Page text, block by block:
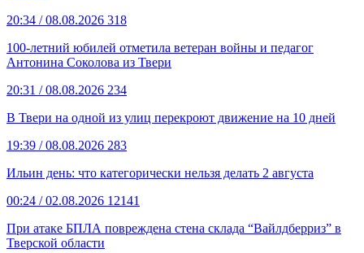
20:34 / 08.08.2026 318
100-летний юбилей отметила ветеран войны и педагог
Антонина Соколова из Твери
20:31 / 08.08.2026 234
В Твери на одной из улиц перекроют движение на 10 дней
19:39 / 08.08.2026 283
Ильин день: что категорически нельзя делать 2 августа
00:24 / 02.08.2026 12141
При атаке БПЛА повреждена стена склада “Вайлдберриз” в
Тверской области